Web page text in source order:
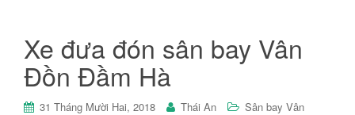
Xe đưa đón sân bay Vân
Đồn Đầm Hà
31 Tháng Mười Hai, 2018 Thái An
Sân bay Vân